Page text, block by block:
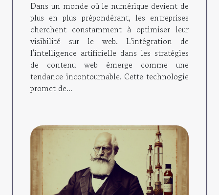
Dans un monde où le numérique devient de
plus en plus prépondérant, les entreprises
cherchent constamment à optimiser leur
visibilité sur le web. L'intégration de
l'intelligence artificielle dans les stratégies
de contenu web émerge comme une
tendance incontournable. Cette technologie
promet de...